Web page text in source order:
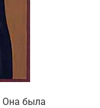
Она была